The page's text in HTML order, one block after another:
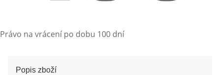
Právo na vrácení po dobu 100 dní
Popis zboží